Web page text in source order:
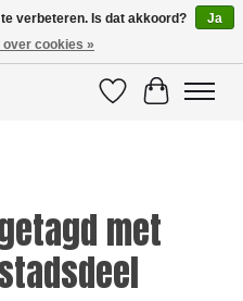
VerlanglijstWinkelwagen
met
verbeteren. Is dat akkoord?
Ja
over cookies »